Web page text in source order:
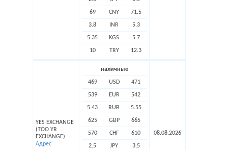
69 CNY 71.5
3.8 INR 5.3
5.35 KGS 5.7
10 TRY 12.3
YES EXCHANGE
(ТОО YR
EXCHANGE)
Адрес
наличные
469 USD 471
539 EUR 542
5.43 RUB 5.55
625 GBP 665
570 CHF 610
2.5 JPY 3.5
08.08.2026